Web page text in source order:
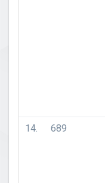
14. 689